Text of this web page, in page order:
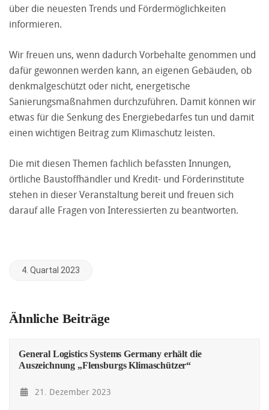
über die neuesten Trends und Fördermöglichkeiten
informieren.
Wir freuen uns, wenn dadurch Vorbehalte genommen und
dafür gewonnen werden kann, an eigenen Gebäuden, ob
denkmalgeschützt oder nicht, energetische
Sanierungsmaßnahmen durchzuführen. Damit können wir
etwas für die Senkung des Energiebedarfes tun und damit
einen wichtigen Beitrag zum Klimaschutz leisten.
Die mit diesen Themen fachlich befassten Innungen,
örtliche Baustoffhändler und Kredit- und Förderinstitute
stehen in dieser Veranstaltung bereit und freuen sich
darauf alle Fragen von Interessierten zu beantworten.
4. Quartal 2023
Ähnliche Beiträge
General Logistics Systems Germany erhält die
Auszeichnung „Flensburgs Klimaschützer“
21. Dezember 2023